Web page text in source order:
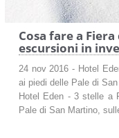
Cosa fare a
escursioni in
24 nov 2016 - Hotel
ai piedi delle Pale di
Hotel Eden - 3 stelle a
Pale di San Martino,